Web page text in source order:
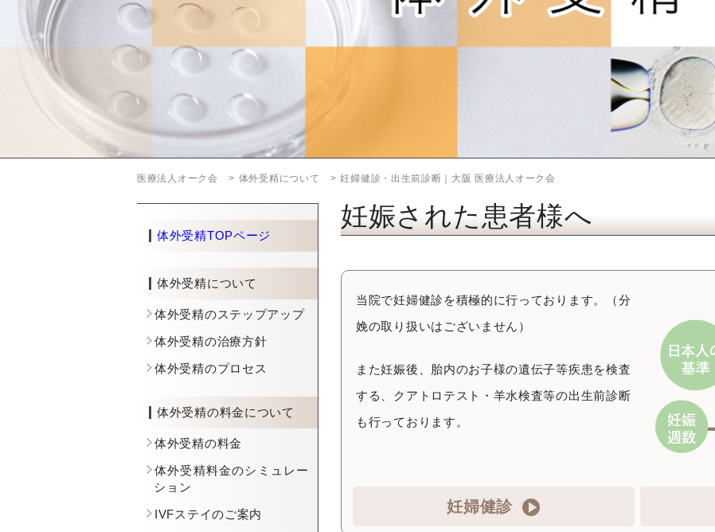
医療法人オーク会 体外受精について 妊婦健診・出生前診断｜大阪 医療法人オーク会
妊娠された患者様へ
当院で妊婦健診を積極的に行っております。（分
娩の取り扱いはございません）
また妊娠後、胎内のお子様の遺伝子等疾患を検査
する、クアトロテスト・羊水検査等の出生前診断
も行っております。
妊婦健診
体外受精TOPページ
体外受精について
体外受精のステップアップ
体外受精の治療方針
体外受精のプロセス
体外受精の料金について
体外受精の料金
体外受精料金のシミュレー
ション
IVFステイのご案内